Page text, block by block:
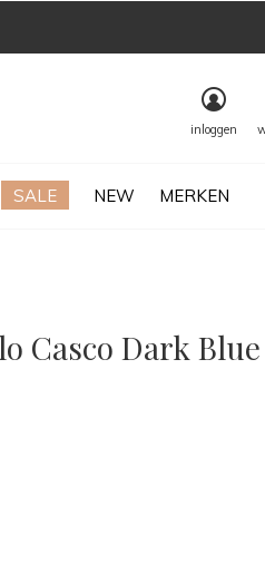
SALE NEW MERKEN
inloggen
Casco Dark Blue